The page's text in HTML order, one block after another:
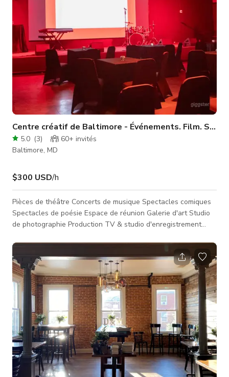
Centre créatif de Baltimore - Événements. Film. Son.
5.0 (3) 60+ invités
Baltimore, MD
$300 USD/h
Pièces de théâtre Concerts de musique Spectacles comiques
Spectacles de poésie Espace de réunion Galerie d'art Studio
de photographie Production TV & studio d'enregistrement
espace ouvert pouvant accueillir presque toutes les activités.
Nous avons une loge, une kitchenette et une scène. Nous
disposons également de matériel d'éclairage et de son
professionnel.